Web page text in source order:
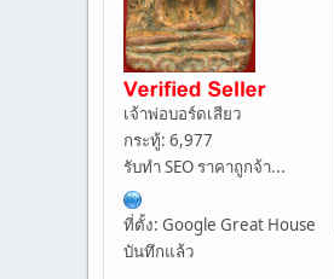
เจ้าพ่อบอร์ดเสียว
กระทู้: 6,977
รับทำ SEO ราคาถูกจ้า...
ที่ตั้ง: Google Great House
บันทึกแล้ว